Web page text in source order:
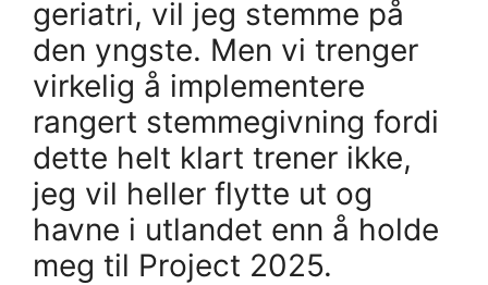
geriatri, vil jeg stemme på
den yngste. Men vi trenger
virkelig å implementere
rangert stemmegivning fordi
dette helt klart trener ikke,
jeg vil heller flytte ut og
havne i utlandet enn å holde
meg til Project 2025.